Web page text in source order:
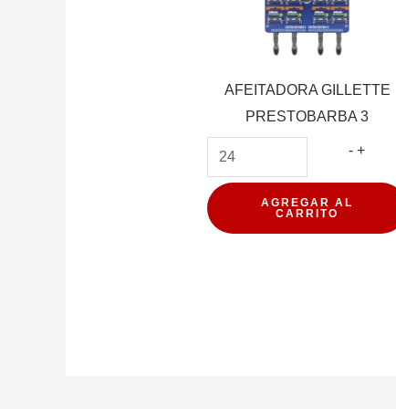
AFEITADORA GILLETTE
PRESTOBARBA 3
- +
AGREGAR AL
CARRITO